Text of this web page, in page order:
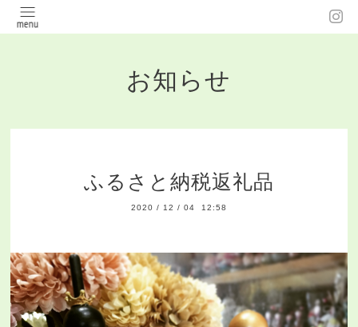
お知らせ
ふるさと納税返礼品
2020 / 12 / 04 12:58